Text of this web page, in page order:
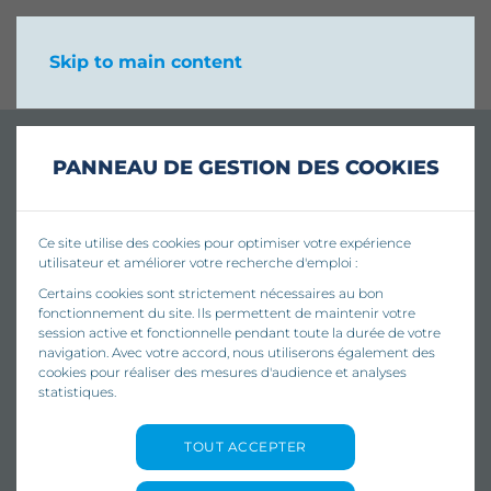
PANNEAU DE GESTION DES COOKIES
Ce site utilise des cookies pour optimiser votre expérience
utilisateur et améliorer votre recherche d'emploi :
Certains cookies sont strictement nécessaires au bon
fonctionnement du site. Ils permettent de maintenir votre
session active et fonctionnelle pendant toute la durée de votre
navigation. Avec votre accord, nous utiliserons également des
cookies pour réaliser des mesures d'audience et analyses
statistiques.
TOUT ACCEPTER
Skip to main content